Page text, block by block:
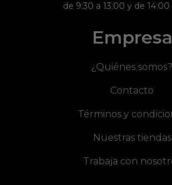
de 9:30 a 13:00 y de 14:00
Empresa
¿Quiénes somos?
Contacto
Términos y
Nuestras tiendas
Trabaja con